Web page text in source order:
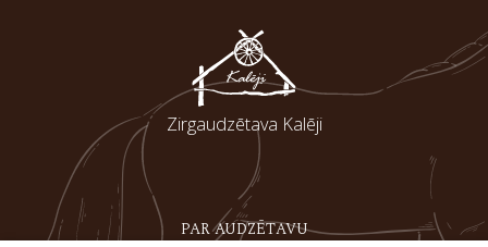
Zirgaudzētava Kalēji
PAR AUDZĒTAVU